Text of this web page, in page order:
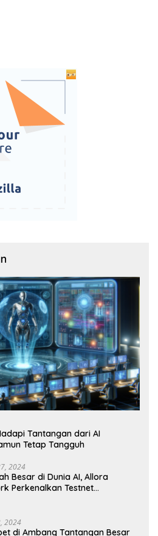
Tantangan dari AI
Tetap Tangguh
2024
Besar di Dunia AI, Allora
Perkenalkan Testnet
2024
di Ambang Tantangan Besar